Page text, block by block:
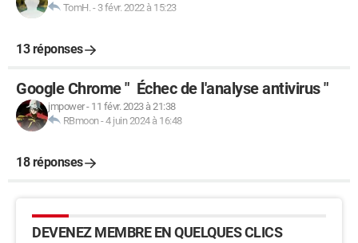
TomH. - 3 févr. 2022 à 15:23
13 réponses
Google Chrome " Échec de l'analyse antivirus "
jmpower- 11 févr. 2023 à 21:38
RBmoon-4 juin 2024 à 16:48
18 réponses
DEVENEZ MEMBRE EN QUELQUES CLICS